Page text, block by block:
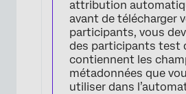
attribution
avant de télécharger
participants, vous
des participants test
contiennent les
métadonnées que
utiliser dans